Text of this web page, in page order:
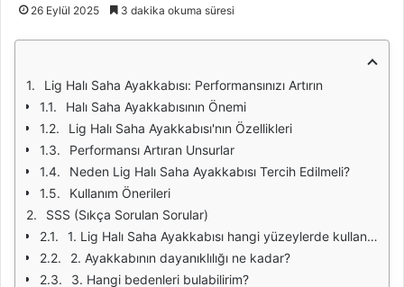
26 Eylül 2025 3 dakika okuma süresi
Lig Halı Saha Ayakkabısı: Performansınızı Artırın
Halı Saha Ayakkabısının Önemi
Lig Halı Saha Ayakkabısı'nın Özellikleri
Performansı Artıran Unsurlar
Neden Lig Halı Saha Ayakkabısı Tercih Edilmeli?
Kullanım Önerileri
SSS (Sıkça Sorulan Sorular)
1. Lig Halı Saha Ayakkabısı hangi yüzeylerde kullanılabilir?
2. Ayakkabının dayanıklılığı ne kadar?
3. Hangi bedenleri bulabilirim?